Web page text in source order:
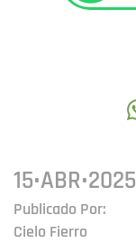
Publicado Por:
Cielo Fierro
15•ABR•2025